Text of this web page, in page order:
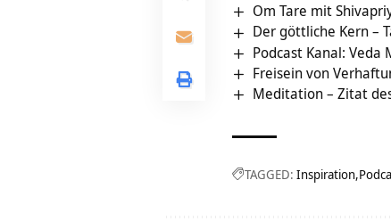
Om Tare mit
Der göttliche Kern –
Podcast Kanal:
Freisein von
Meditation – Zitat
TAGGED: Inspiration